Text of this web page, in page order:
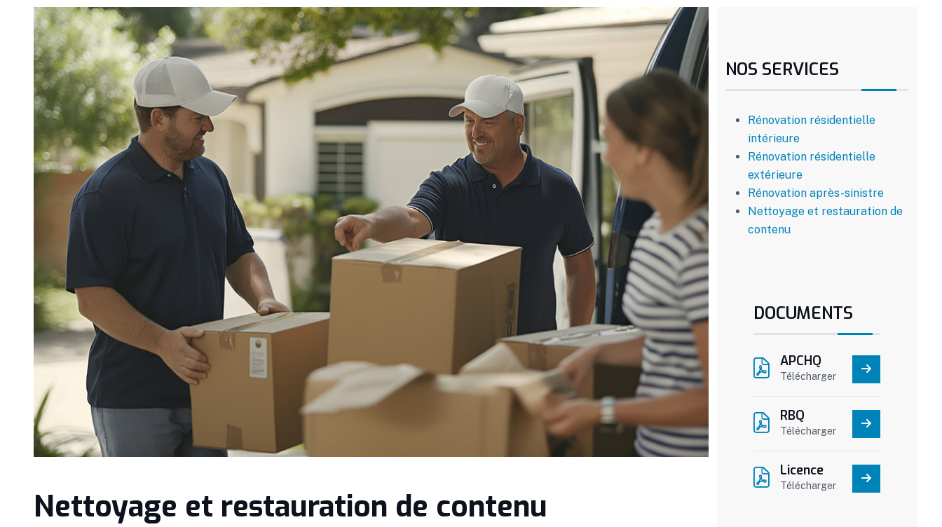
Nettoyage et restauration de contenu
NOS SERVICES
Rénovation résidentielle
intérieure
Rénovation résidentielle
extérieure
Rénovation après-sinistre
Nettoyage et restauration de
contenu
DOCUMENTS
APCHQ
Télécharger
RBQ
Télécharger
Licence
Télécharger